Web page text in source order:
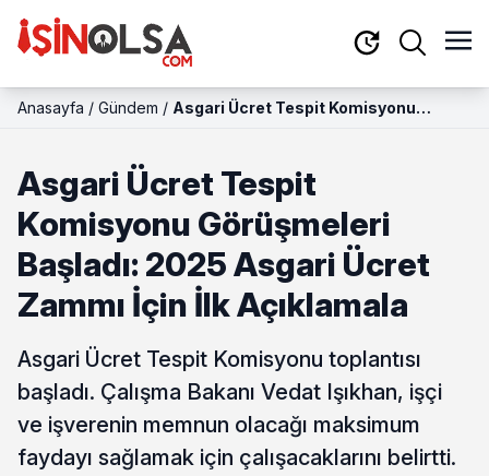
Anasayfa / Gündem / Asgari Ücret Tespit Komisyonu
Asgari Ücret Tespit
Komisyonu Görüşmeleri
Başladı: 2025 Asgari Ücret
Zammı İçin İlk Açıklamala
Asgari Ücret Tespit Komisyonu toplantısı
başladı. Çalışma Bakanı Vedat Işıkhan, işçi
ve işverenin memnun olacağı maksimum
faydayı sağlamak için çalışacaklarını belirtti.